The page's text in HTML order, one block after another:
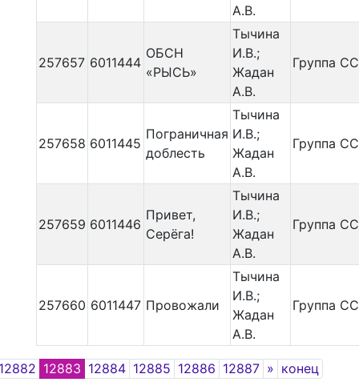
А.В.
257657 6011444
ОБСН
«РЫСЬ»
Тычина
И.В.;
Жадан
А.В.
Группа
257658 6011445
Пограничная
доблесть
Тычина
И.В.;
Жадан
А.В.
Группа
257659 6011446
Привет,
Серёга!
Тычина
И.В.;
Жадан
А.В.
Группа
257660 6011447 Провожали
Тычина
И.В.;
Жадан
А.В.
Группа
12883 12884 12885 12886 12887 » Next
конец